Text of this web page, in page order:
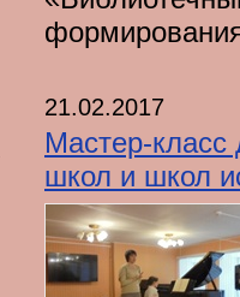
21.02.2017
Мастер-класс
школ и школ